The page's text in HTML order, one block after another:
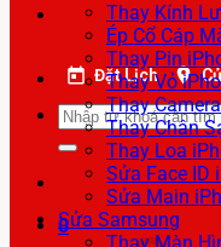
Đặt Lịch
Tìm
kiếm:
0
Thay Kính
Ép Cổ Cáp
Thay Pin
Thay Vỏ
Thay
Thay Chân
Thay Loa
Sửa Face ID
Sửa Main
Sửa Samsung